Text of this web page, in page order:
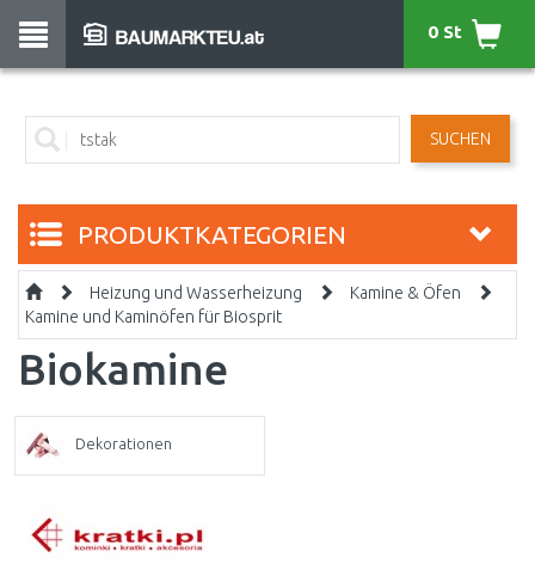
SUCHEN
0 St
PRODUKTKATEGORIEN
Heizung und Wasserheizung
Kamine & Öfen
Kamine und Kaminöfen für Biosprit
Biokamine
Dekorationen